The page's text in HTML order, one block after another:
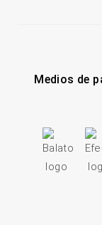
Medios de